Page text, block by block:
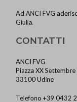
Ad ANCI FVG
Giulia.
CONTATTI
ANCI FVG
Piazza XX Settembre
33100 Udine
Telefono +39 0432